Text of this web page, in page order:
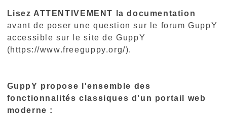
Lisez ATTENTIVEMENT la documentation
avant de poser une question sur le forum GuppY
accessible sur le site de GuppY
(https://www.freeguppy.org/).
GuppY propose l'ensemble des
fonctionnalités classiques d'un portail web
moderne :